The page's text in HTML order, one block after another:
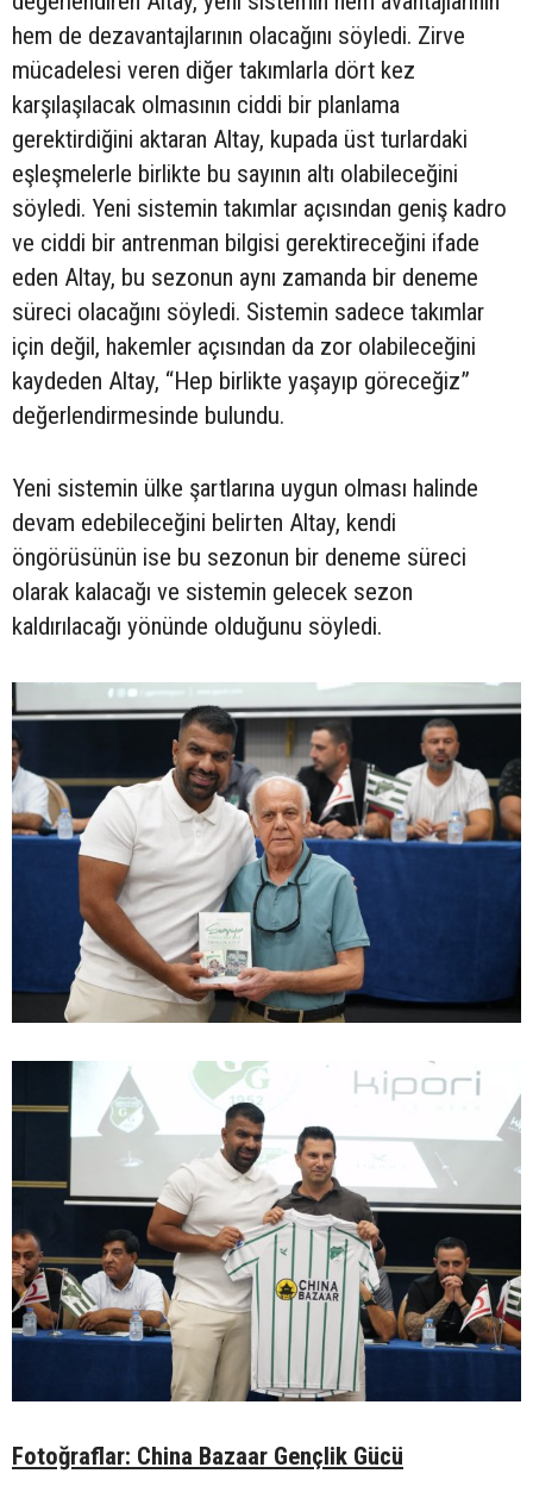
hem de dezavantajlarının olacağını söyledi. Zirve
mücadelesi veren diğer takımlarla dört kez
karşılaşılacak olmasının ciddi bir planlama
gerektirdiğini aktaran Altay, kupada üst turlardaki
eşleşmelerle birlikte bu sayının altı olabileceğini
söyledi. Yeni sistemin takımlar açısından geniş kadro
ve ciddi bir antrenman bilgisi gerektireceğini ifade
eden Altay, bu sezonun aynı zamanda bir deneme
süreci olacağını söyledi. Sistemin sadece takımlar
için değil, hakemler açısından da zor olabileceğini
kaydeden Altay, “Hep birlikte yaşayıp göreceğiz”
değerlendirmesinde bulundu.
Yeni sistemin ülke şartlarına uygun olması halinde
devam edebileceğini belirten Altay, kendi
öngörüsünün ise bu sezonun bir deneme süreci
olarak kalacağı ve sistemin gelecek sezon
kaldırılacağı yönünde olduğunu söyledi.
Fotoğraflar: China Bazaar Gençlik Gücü